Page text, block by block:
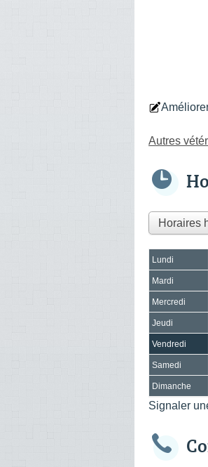
Autres
Lundi
Mardi
Mercredi
Jeudi
Vendredi
Samedi
Dimanche
Signaler